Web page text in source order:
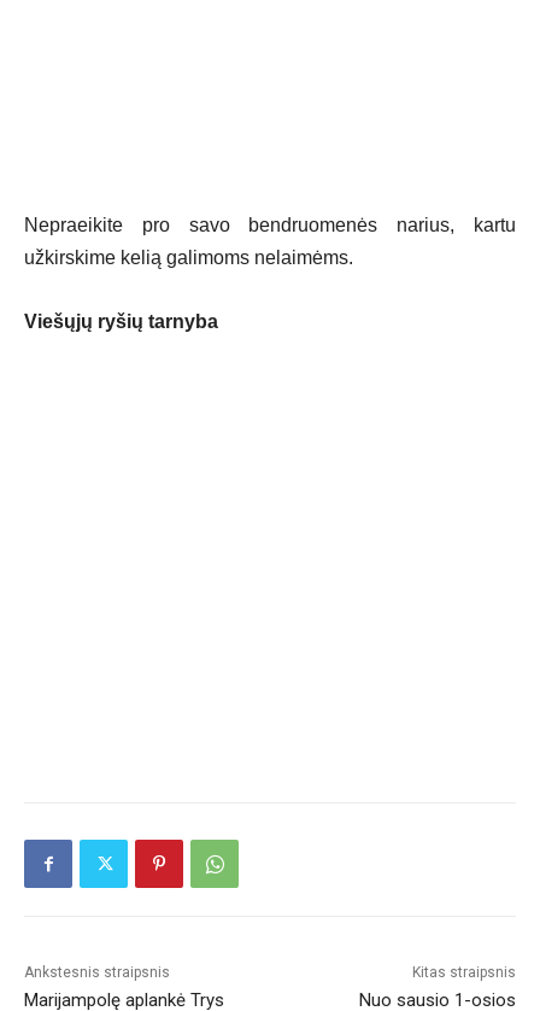
Nepraeikite pro savo bendruomenės narius, kartu
užkirskime kelią galimoms nelaimėms.
Viešųjų ryšių tarnyba
Ankstesnis straipsnis
Marijampolę aplankė Trys
Kitas straipsnis
Nuo sausio 1-osios